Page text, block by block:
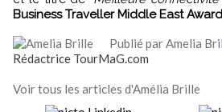
Business Traveller Middle East
Publié par Amelia
Rédactrice TourMaG.com
Voir tous les articles d'Amélia Brille